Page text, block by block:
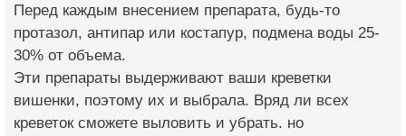
Перед каждым внесением препарата, будь-то
протазол, антипар или костапур, подмена воды 25-
30% от объема.
Эти препараты выдерживают ваши креветки
вишенки, поэтому их и выбрала. Вряд ли всех
креветок сможете выловить и убрать. но